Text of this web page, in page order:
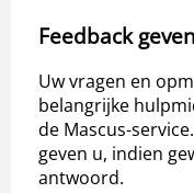
Feedback geven
Uw vragen en
belangrijke
de Mascus-
geven u, indien
antwoord.